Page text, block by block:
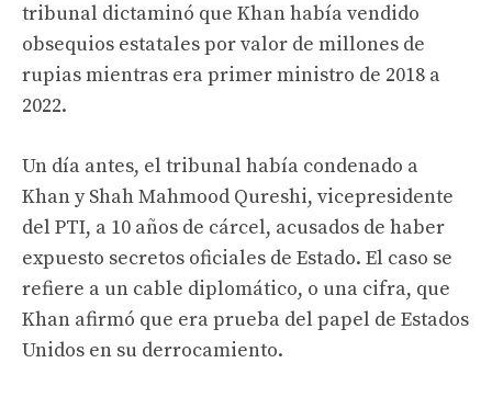
tribunal dictaminó que Khan había vendido
obsequios estatales por valor de millones de
rupias mientras era primer ministro de 2018 a
2022.
Un día antes, el tribunal había condenado a
Khan y Shah Mahmood Qureshi, vicepresidente
del PTI, a 10 años de cárcel, acusados ​​de haber
expuesto secretos oficiales de Estado. El caso se
refiere a un cable diplomático, o una cifra, que
Khan afirmó que era prueba del papel de Estados
Unidos en su derrocamiento.